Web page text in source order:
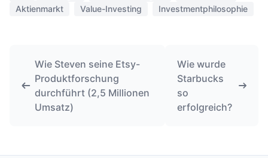
Aktienmarkt
Value-Investing Investmentphilosophie
Wie Steven seine Etsy-
Produktforschung
durchführt (2,5 Millionen
Umsatz)
Wie wurde
Starbucks
so
erfolgreich?